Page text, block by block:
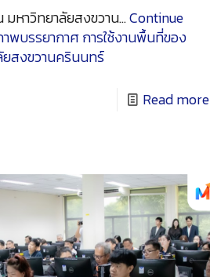
หาวิทยาลัยสงขวาน…Continue
พบรรยากาศ การใช้งานพื้นที่ของ
ยสงขวานครินนทร์
Read more